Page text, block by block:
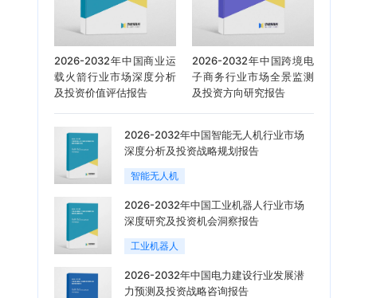
2026-2032年中国商业运
载火箭行业市场深度分析
及投资价值评估报告
2026-2032年中国跨境电
子商务行业市场全景监测
及投资方向研究报告
2026-2032年中国智能无人机行业市场
深度分析及投资战略规划报告
智能无人机
2026-2032年中国工业机器人行业市场
深度研究及投资机会洞察报告
工业机器人
2026-2032年中国电力建设行业发展潜
力预测及投资战略咨询报告